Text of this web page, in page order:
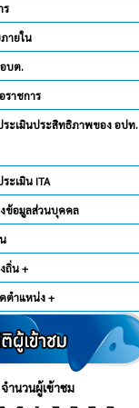
ร
ายใน
บต.
าชการ
ระเมินประสิทธิภาพของ อปท.
ะเมิน ITA
ข้อมูลส่วนบุคคล
ถิ่น +
ตำแหน่ง +
จำนวนผู้เข้าชม